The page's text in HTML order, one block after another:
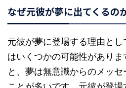
なぜ元彼が夢に出てくるの
元彼が夢に登場する理由と
はいくつかの可能性があり
と、夢は無意識からのメッ